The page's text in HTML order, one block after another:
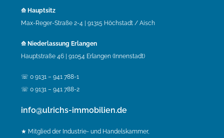
⟰ Hauptsitz
Max-Reger-Straße 2-4 | 91315 Höchstadt / Aisch
⟰ Niederlassung Erlangen
Hauptstraße 46 | 91054 Erlangen (Innenstadt)
☏ 0 9131 – 941 788-1
☏ 0 9131 – 941 788-2
info@ulrichs-immobilien.de
★ Mitglied der Industrie- und Handelskammer,